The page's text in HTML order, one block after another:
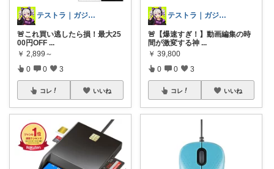
テストラ｜ガジェット・家電
🚨これ買い逃したら損！最大25
00円OFF ...
￥ 2,899～
0 0 3
コレ いいね
テストラ｜ガジェット・家電
🚨【爆速すぎ！】動画編集の時
間が激変する神 ...
￥ 39,800
0 0 3
コレ いいね